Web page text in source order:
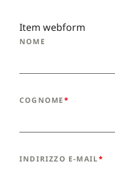
Item webform
NOME
COGNOME
INDIRIZZO E-MAIL